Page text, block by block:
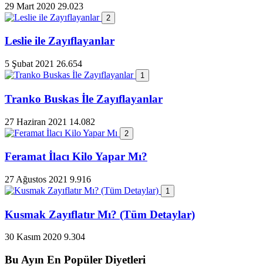
29 Mart 2020 29.023
2
Leslie ile Zayıflayanlar
5 Şubat 2021 26.654
1
Tranko Buskas İle Zayıflayanlar
27 Haziran 2021 14.082
2
Feramat İlacı Kilo Yapar Mı?
27 Ağustos 2021 9.916
1
Kusmak Zayıflatır Mı? (Tüm Detaylar)
30 Kasım 2020 9.304
Bu Ayın En Popüler Diyetleri